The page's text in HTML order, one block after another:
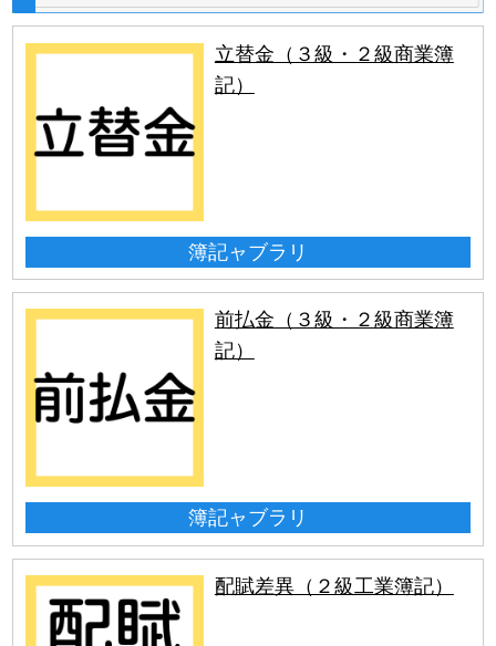
立替金（３級・２級商業簿
記）
簿記ャブラリ
前払金（３級・２級商業簿
記）
簿記ャブラリ
配賦差異（２級工業簿記）